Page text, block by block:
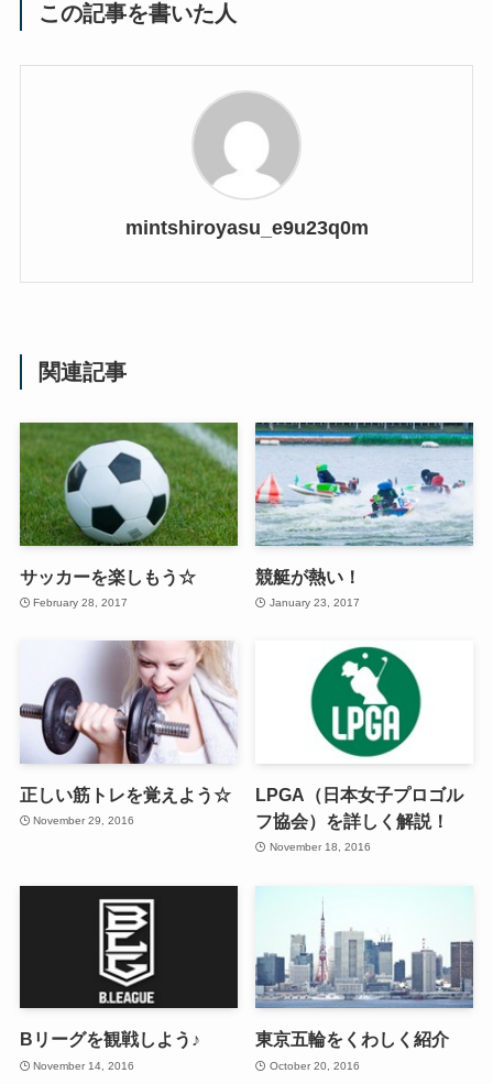
この記事を書いた人
mintshiroyasu_e9u23q0m
関連記事
サッカーを楽しもう☆
February 28, 2017
競艇が熱い！
January 23, 2017
正しい筋トレを覚えよう☆
November 29, 2016
LPGA（日本女子プロゴル
フ協会）を詳しく解説！
November 18, 2016
Bリーグを観戦しよう♪
November 14, 2016
東京五輪をくわしく紹介
October 20, 2016